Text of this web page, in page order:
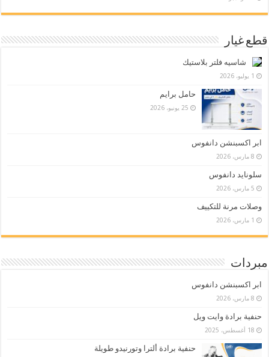
قطع غيار
شاسيه فلتر بلاستيك
1 يوليو، 2026
حامل برايم
25 يونيو، 2026
ابر اكسبنشن دانفوس
8 مارس، 2026
سلونايد دانفوس
5 مارس، 2026
وصلات مرنة للتكييف
1 مارس، 2026
مبردات
ابر اكسبنشن دانفوس
8 مارس، 2026
حنفية برادة وايت ويل
18 أغسطس، 2025
حنفية برادة ألترا وتورنيدو طويلة